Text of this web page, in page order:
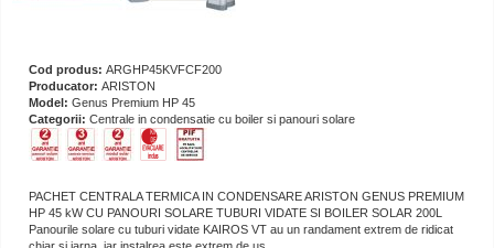
Cod produs: ARGHP45KVFCF200
Producator: ARISTON
Model: Genus Premium HP 45
Categorii: Centrale in condensatie cu boiler si panouri solare
PACHET CENTRALA TERMICA IN CONDENSARE ARISTON GENUS PREMIUM
HP 45 kW CU PANOURI SOLARE TUBURI VIDATE SI BOILER SOLAR 200L
Panourile solare cu tuburi vidate KAIROS VT au un randament extrem de ridicat
chiar si iarna, iar instalrea este extrem de us...